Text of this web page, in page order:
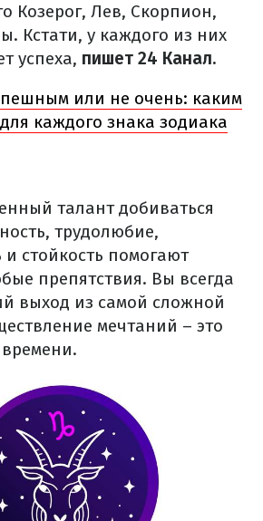
Козерог, Лев, Скорпион,
Кстати, у каждого из них
успеха, пишет 24 Канал.
или не очень: каким
каждого знака зодиака
талант добиваться
трудолюбие,
и стойкость помогают
препятствия. Вы всегда
выход из самой сложной
мечтаний – это